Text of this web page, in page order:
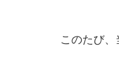
このたび